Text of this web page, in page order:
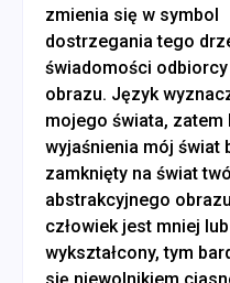
zmienia się w symbol
dostrzegania tego
świadomości
obrazu. Język
mojego świata, zatem
wyjaśnienia mój świat
zamknięty na świat
abstrakcyjnego
człowiek jest mniej
wykształcony, tym
się niewolnikiem